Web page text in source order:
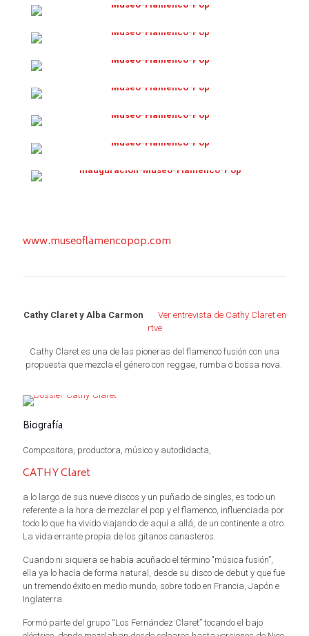
www.museoflamencopop.com
Cathy Claret y Alba Carmon Ver entrevista de Cathy Claret en
rtve
Cathy Claret es una de las pioneras del flamenco fusión con una
propuesta que mezcla el género con reggae, rumba o bossa nova.
Biografía
Compositora, productora, músico y autodidacta,
CATHY Claret
a lo largo de sus nueve discos y un puñado de singles, es todo un
referente a la hora de mezclar el pop y el flamenco, influenciada por
todo lo que ha vivido viajando de aquí a allá, de un continente a otro.
La vida errante propia de los gitanos canasteros.
Cuando ni siquiera se había acuñado el término "música fusión”,
ella ya lo hacía de forma natural, desde su disco de debut y que fue
un tremendo éxito en medio mundo, sobre todo en Francia, Japón e
Inglaterra.
Formó parte del grupo “Los Fernández Claret” tocando el bajo